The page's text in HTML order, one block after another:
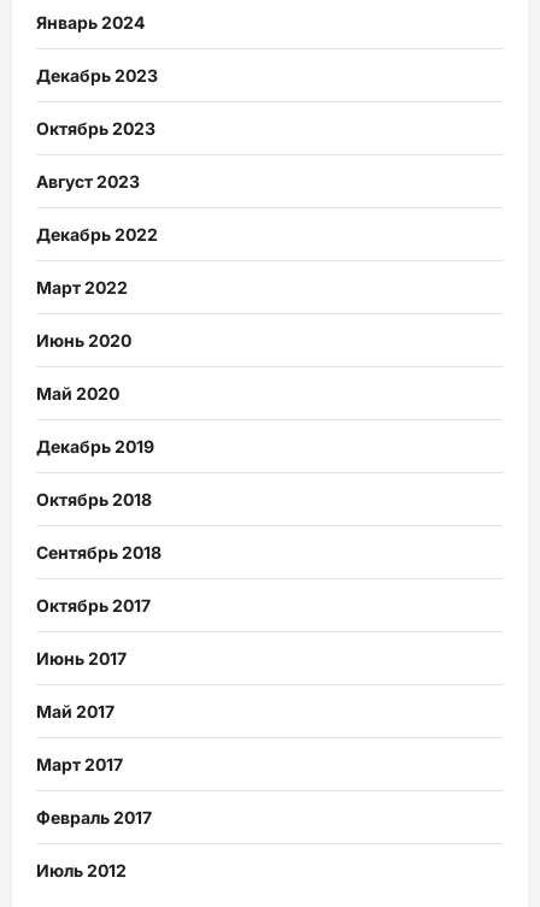
Январь 2024
Декабрь 2023
Октябрь 2023
Август 2023
Декабрь 2022
Март 2022
Июнь 2020
Май 2020
Декабрь 2019
Октябрь 2018
Сентябрь 2018
Октябрь 2017
Июнь 2017
Май 2017
Март 2017
Февраль 2017
Июль 2012